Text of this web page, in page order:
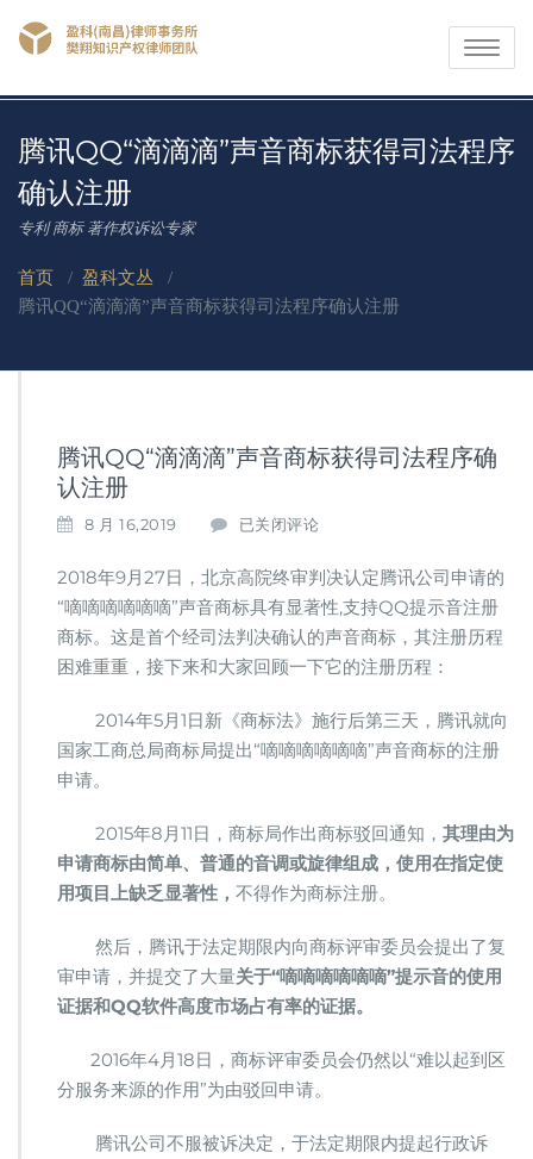
Toggle
腾讯QQ“滴滴滴”声音商标获得司法程序
确认注册
专利 商标 著作权诉讼专家
首页 / 盈科文丛 /
腾讯QQ“滴滴滴”声音商标获得司法程序确认注册
腾讯QQ“滴滴滴”声音商标获得司法程序确
认注册
8 月 16,2019
腾
Q
Q“滴
滴
滴”
声
商
标
获
法
程
序
确
注
册
已关闭评论
2018年9月27日，北京高院终审判决认定腾讯公司申请的
“嘀嘀嘀嘀嘀嘀”声音商标具有显著性,支持QQ提示音注册
商标。这是首个经司法判决确认的声音商标，其注册历程
困难重重，接下来和大家回顾一下它的注册历程：
2014年5月1日新《商标法》施行后第三天，腾讯就向
国家工商总局商标局提出“嘀嘀嘀嘀嘀嘀”声音商标的注册
申请。
2015年8月11日，商标局作出商标驳回通知， 其理由为
申请商标由简单、普通的音调或旋律组成，使用在指定使
用项目上缺乏显著性， 不得作为商标注册。
然后，腾讯于法定期限内向商标评审委员会提出了复
审申请，并提交了大量关于“嘀嘀嘀嘀嘀嘀”提示音的使用
证据和QQ软件高度市场占有率的证据。
2016年4月18日，商标评审委员会仍然以“难以起到区
分服务来源的作用”为由驳回申请。
腾讯公司不服被诉决定，于法定期限内提起行政诉